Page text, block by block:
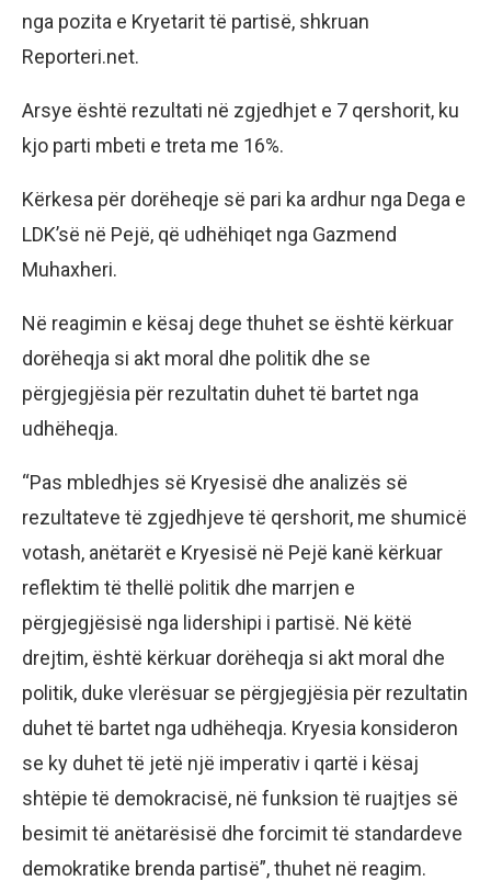
nga pozita e Kryetarit të partisë, shkruan
Reporteri.net.
Arsye është rezultati në zgjedhjet e 7 qershorit, ku
kjo parti mbeti e treta me 16%.
Kërkesa për dorëheqje së pari ka ardhur nga Dega e
LDK’së në Pejë, që udhëhiqet nga Gazmend
Muhaxheri.
Në reagimin e kësaj dege thuhet se është kërkuar
dorëheqja si akt moral dhe politik dhe se
përgjegjësia për rezultatin duhet të bartet nga
udhëheqja.
“Pas mbledhjes së Kryesisë dhe analizës së
rezultateve të zgjedhjeve të qershorit, me shumicë
votash, anëtarët e Kryesisë në Pejë kanë kërkuar
reflektim të thellë politik dhe marrjen e
përgjegjësisë nga lidershipi i partisë. Në këtë
drejtim, është kërkuar dorëheqja si akt moral dhe
politik, duke vlerësuar se përgjegjësia për rezultatin
duhet të bartet nga udhëheqja. Kryesia konsideron
se ky duhet të jetë një imperativ i qartë i kësaj
shtëpie të demokracisë, në funksion të ruajtjes së
besimit të anëtarësisë dhe forcimit të standardeve
demokratike brenda partisë”, thuhet në reagim.